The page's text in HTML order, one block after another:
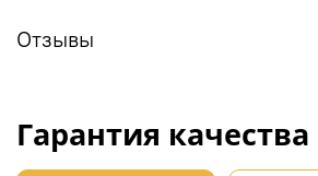
Отзывы
Гарантия качества